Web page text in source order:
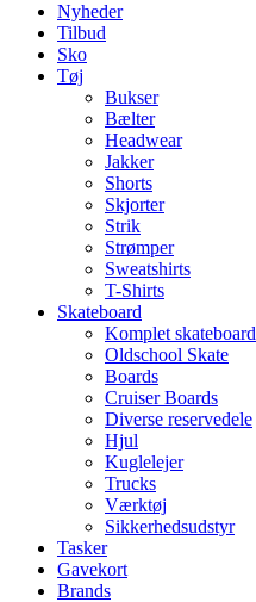
Nyheder
Tilbud
Sko
Tøj
Bukser
Bælter
Headwear
Jakker
Shorts
Skjorter
Strik
Strømper
Sweatshirts
T-Shirts
Skateboard
Komplet skateboard
Oldschool Skate
Boards
Cruiser Boards
Diverse reservedele
Hjul
Kuglelejer
Trucks
Værktøj
Sikkerhedsudstyr
Tasker
Gavekort
Brands